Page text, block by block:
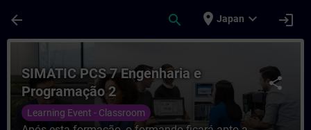
arrow_back search place Japan expand_more login
share
SIMATIC PCS 7 Engenharia e
Programação 2
Learning Event - Classroom